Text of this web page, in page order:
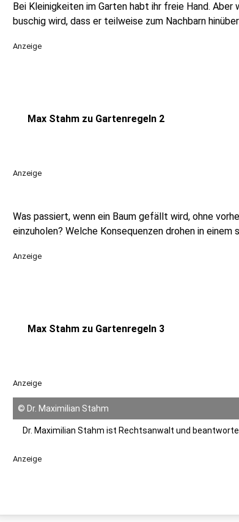
Bei Kleinigkeiten im Garten habt ihr freie Hand. Aber
buschig wird, dass er teilweise zum Nachbarn
Anzeige
Max Stahm zu Gartenregeln 2
Anzeige
Was passiert, wenn ein Baum gefällt wird, ohne
einzuholen? Welche Konsequenzen drohen in einem
Anzeige
Max Stahm zu Gartenregeln 3
Anzeige
© Dr. Maximilian Stahm
Dr. Maximilian Stahm ist Rechtsanwalt und
Anzeige